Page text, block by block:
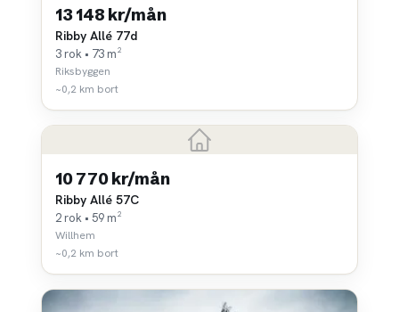
13 148 kr/mån
Ribby Allé 77d
3 rok • 73 m²
Riksbyggen
~0,2 km bort
10 770 kr/mån
Ribby Allé 57C
2 rok • 59 m²
Willhem
~0,2 km bort